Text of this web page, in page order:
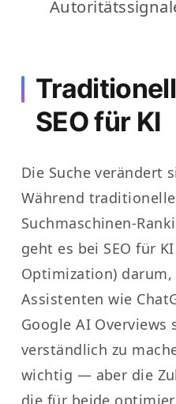
SEO für KI
Die Suche verändert
Während traditionelle
Suchmaschinen-
geht es bei SEO für
Optimization)
Assistenten wie
Google AI Overviews
verständlich zu
wichtig — aber die
die für beide